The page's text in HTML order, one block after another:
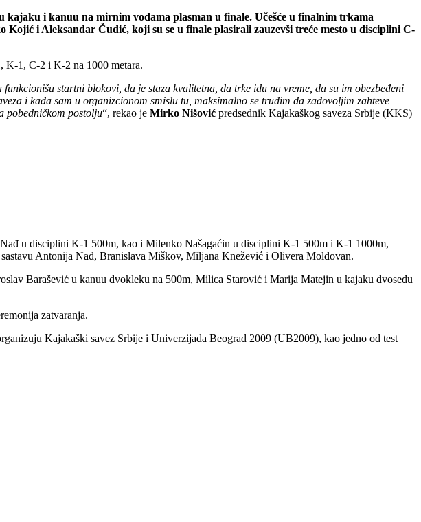
kajaku i kanuu na mirnim vodama plasman u finale. Učešće u finalnim trkama
i Aleksandar Čudić, koji su se u finale plasirali zauzevši treće mesto u disciplini C-
K-1, C-2 i K-2 na 1000 metara.
startni blokovi, da je staza kvalitetna, da trke idu na vreme, da su im obezbeđeni
i kada sam u organizcionom smislu tu, maksimalno se trudim da zadovoljim zahteve
pobedničkom postolju“, rekao je Mirko Nišović predsednik Kajakaškog saveza Srbije (KKS)
u disciplini K-1 500m, kao i Milenko Našagaćin u disciplini K-1 500m i K-1 1000m,
Antonija Nađ, Branislava Miškov, Miljana Knežević i Olivera Moldovan.
Barašević u kanuu dvokleku na 500m, Milica Starović i Marija Matejin u kajaku dvosedu
zatvaranja.
Kajakaški savez Srbije i Univerzijada Beograd 2009 (UB2009), kao jedno od test